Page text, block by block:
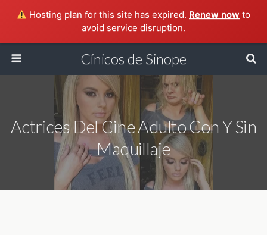
Hosting plan for this site has expired. Renew now to
avoid service disruption.
Cínicos de Sinope
Actrices Del Cine Adulto Con Y Sin
Maquillaje